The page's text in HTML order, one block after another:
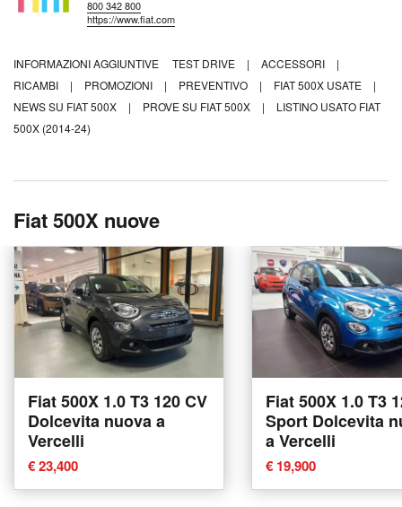
800 342 800
https://www.fiat.com
INFORMAZIONI AGGIUNTIVE TEST DRIVE | ACCESSORI
|
RICAMBI
| PROMOZIONI | PREVENTIVO | FIAT 500X USATE
|
NEWS SU FIAT 500X
| PROVE SU FIAT 500X |
LISTINO USATO FIAT
500X (2014-24)
Fiat 500X nuove
Fiat 500X 1.0 T3 120 CV
Dolcevita nuova a
Vercelli
€ 23,400
Fiat 500X 1.0 T3
Sport Dolcevita
a Vercelli
€ 19,900